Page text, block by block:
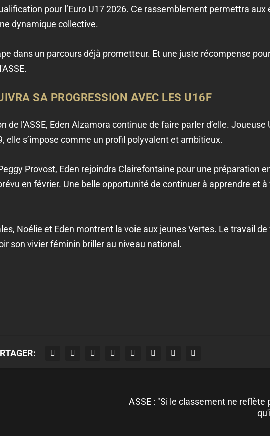
pour l’Euro U17 2026. Ce rassemblement permettra aux
dynamique collective.
dans un parcours déjà prometteur. Et une juste récompense
SA PROGRESSION AVEC LES U16F
de l'ASSE, Eden Alzamora continue de faire parler d’elle. Joueuse
elle s’impose comme un profil polyvalent et ambitieux.
Provost, Eden rejoindra Clairefontaine pour une préparation
en février. Une belle opportunité de continuer à apprendre et
Noélie et Eden montrent la voie aux jeunes Vertes. Le travail
son vivier féminin briller au niveau national.
ASSE : "Si le classement ne reflète